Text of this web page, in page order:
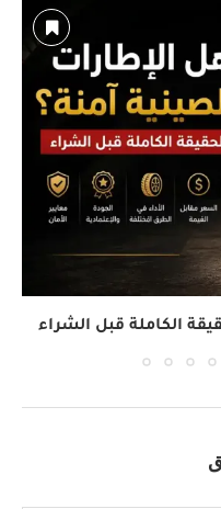
الكاملة قبل الشراء